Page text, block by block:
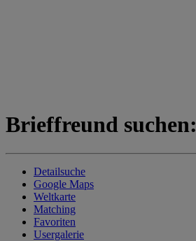
Brieffreund suchen:
Detailsuche
Google Maps
Weltkarte
Matching
Favoriten
Usergalerie